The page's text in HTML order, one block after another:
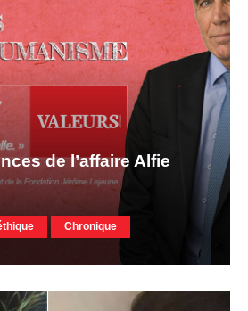
de l’affaire Alfie
Chronique